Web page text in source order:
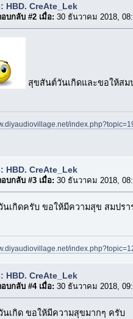
HBD. CreAte_Lek
อบกลับ #2 เมื่อ: 30 ธันวาคม 2018,
สุขสันต์วันเกิดและขอให้ส
HBD. CreAte_Lek
อบกลับ #3 เมื่อ: 30 ธันวาคม 2018,
เกิดครับ ขอให้มีความสุข สมปรา
HBD. CreAte_Lek
อบกลับ #4 เมื่อ: 30 ธันวาคม 2018,
นเกิด ขอให้มีความสุขมากๆ ครับ